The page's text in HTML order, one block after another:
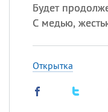
Будет
С медью,
Открытка